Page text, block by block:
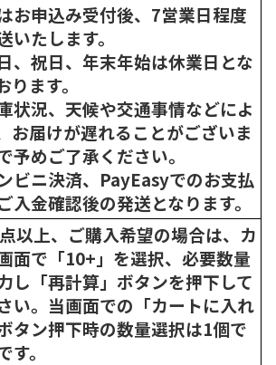
お申込み受付後、7営業日程度
いたします。
、祝日、年末年始は休業日とな
ります。
状況、天候や交通事情などによ
お届けが遅れることがございま
予めご了承ください。
ビニ決済、PayEasyでのお支払
入金確認後の発送となります。
以上、ご購入希望の場合は、カ
面で「10+」を選択、必要数量
し「再計算」ボタンを押下して
い。当画面での「カートに入れ
タン押下時の数量選択は1個で
す。